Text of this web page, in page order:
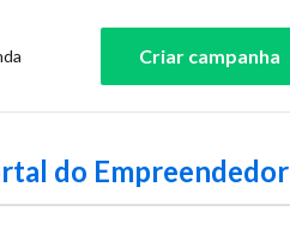
Criar campanha
do Empreendedor